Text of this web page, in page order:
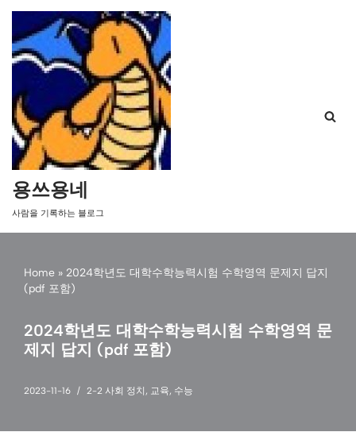
콘
텐
로
건
너
뛰
기
용쓰용네
사람을 기록하는 블로그
Home » 2024학년도 대학수학능력시험 수학영역 문제지 답지
(pdf 포함)
2024학년도 대학수학능력시험 수학영역 문
제지 답지 (pdf 포함)
2023-11-16 2-2 사회 정치 , 교육, 수능